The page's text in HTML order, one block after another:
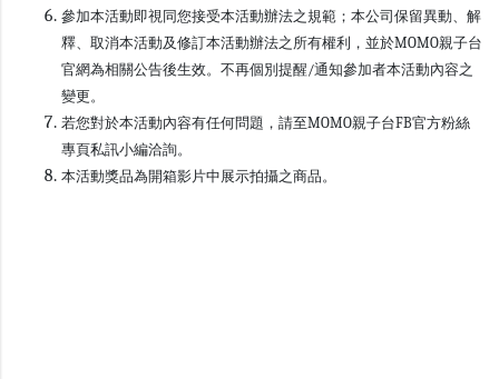
參加本活動即視同您接受本活動辦法之規範；本公司保留異動、解
釋、取消本活動及修訂本活動辦法之所有權利，並於MOMO親子台
官網為相關公告後生效。不再個別提醒/通知參加者本活動內容之
變更。
若您對於本活動內容有任何問題，請至MOMO親子台FB官方粉絲
專頁私訊小編洽詢。
本活動獎品為開箱影片中展示拍攝之商品。